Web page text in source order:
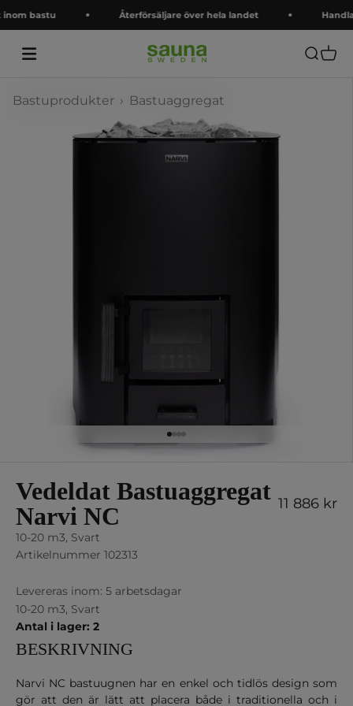
Hoppa till innehållet
bastu Återförsäljare över hela landet Handla
Saunasweden Öppna
Bastuprodukter › Bastuaggregat
Gå till 1
Gå till 2
Gå till 3
Gå till 4
Vedeldat Bastuaggregat
Narvi NC
REA-pris
11 886 kr
10-20 m3, Svart
Artikelnummer 102313
Levereras inom: 5 arbetsdagar
10-20 m3, Svart
Antal i lager: 2
BESKRIVNING
Narvi NC bastuugnen har en enkel och tidlös design som
gör att den är lätt att placera både i traditionella och i